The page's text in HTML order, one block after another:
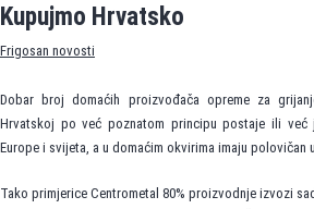
Kupujmo Hrvatsko
Frigosan novosti
Dobar broj domaćih proizvođača opreme za
Hrvatskoj po već poznatom principu postaje ili već
Europe i svijeta, a u domaćim okvirima imaju polovičan
Tako primjerice Centrometal 80% proizvodnje izvozi